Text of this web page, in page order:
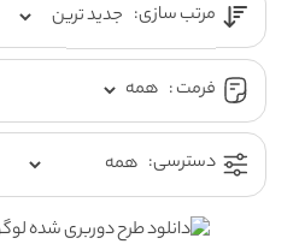
مرتب سازی:
فرمت :
دسترسی: